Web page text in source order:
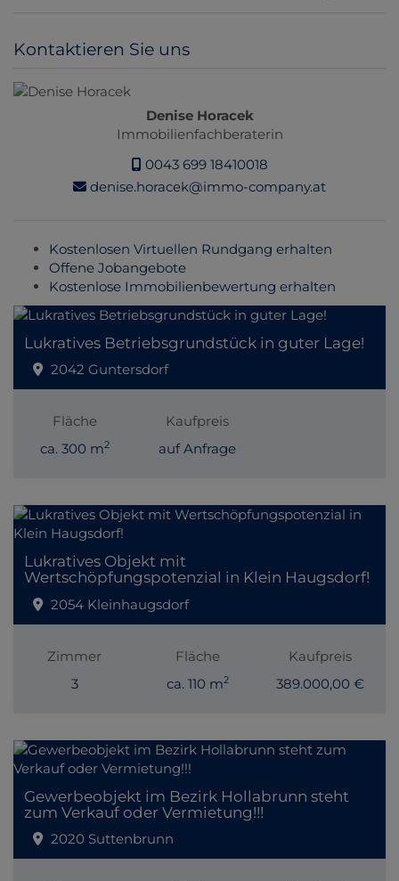
Kontaktieren Sie uns
Denise Horacek
Immobilienfachberaterin
0043 699 18410018
denise.horacek@immo-company.at
Kostenlosen Virtuellen Rundgang erhalten
Offene Jobangebote
Kostenlose Immobilienbewertung erhalten
Lukratives Betriebsgrundstück in guter Lage!
2042 Guntersdorf
Fläche
ca. 300 m2
Kaufpreis
auf Anfrage
Lukratives Objekt mit
Wertschöpfungspotenzial in Klein Haugsdorf!
2054 Kleinhaugsdorf
Zimmer
3
Fläche
ca. 110 m2
Kaufpreis
389.000,00 €
Gewerbeobjekt im Bezirk Hollabrunn steht
zum Verkauf oder Vermietung!!!
2020 Suttenbrunn